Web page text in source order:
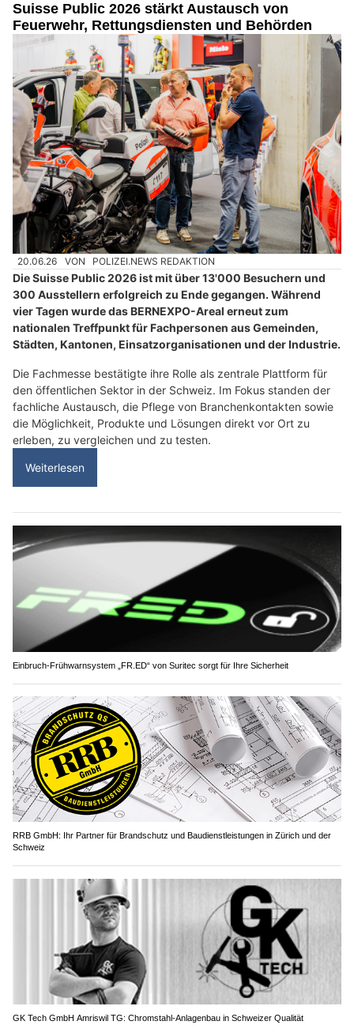
Suisse Public 2026 stärkt Austausch von
Feuerwehr, Rettungsdiensten und Behörden
20.06.26 VON POLIZEI.NEWS REDAKTION
Die Suisse Public 2026 ist mit über 13'000 Besuchern und
300 Ausstellern erfolgreich zu Ende gegangen. Während
vier Tagen wurde das BERNEXPO-Areal erneut zum
nationalen Treffpunkt für Fachpersonen aus Gemeinden,
Städten, Kantonen, Einsatzorganisationen und der Industrie.
Die Fachmesse bestätigte ihre Rolle als zentrale Plattform für
den öffentlichen Sektor in der Schweiz. Im Fokus standen der
fachliche Austausch, die Pflege von Branchenkontakten sowie
die Möglichkeit, Produkte und Lösungen direkt vor Ort zu
erleben, zu vergleichen und zu testen.
Weiterlesen
Einbruch-Frühwarnsystem „FR.ED“ von Suritec sorgt für Ihre Sicherheit
RRB GmbH: Ihr Partner für Brandschutz und Baudienstleistungen in Zürich und der
Schweiz
GK Tech GmbH Amriswil TG: Chromstahl-Anlagenbau in Schweizer Qualität